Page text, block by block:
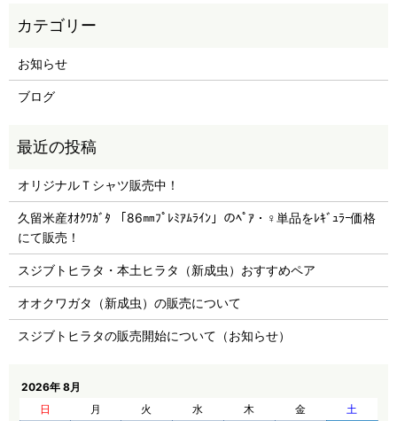
お知らせ
ブログ
オリジナルＴシャツ販売中！
久留米産ｵｵｸﾜｶﾞﾀ 「86㎜ﾌﾟﾚﾐｱﾑﾗｲﾝ」のﾍﾟｱ・♀単品をﾚｷﾞｭﾗｰ価格
にて販売！
スジブトヒラタ・本土ヒラタ（新成虫）おすすめペア
オオクワガタ（新成虫）の販売について
スジブトヒラタの販売開始について（お知らせ）
2026年 8月
日
月 火 水 木 金
土